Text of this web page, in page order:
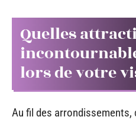
Quelles
lors de votre
Au fil des arrondissements,